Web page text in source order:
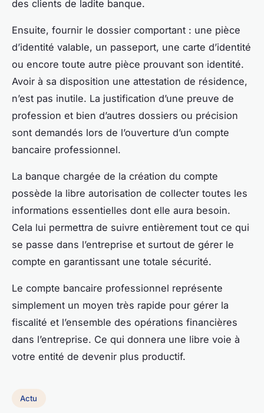
des clients de ladite banque.
Ensuite, fournir le dossier comportant : une pièce
d’identité valable, un passeport, une carte d’identité
ou encore toute autre pièce prouvant son identité.
Avoir à sa disposition une attestation de résidence,
n’est pas inutile. La justification d’une preuve de
profession et bien d’autres dossiers ou précision
sont demandés lors de l’ouverture d’un compte
bancaire professionnel.
La banque chargée de la création du compte
possède la libre autorisation de collecter toutes les
informations essentielles dont elle aura besoin.
Cela lui permettra de suivre entièrement tout ce qui
se passe dans l’entreprise et surtout de gérer le
compte en garantissant une totale sécurité.
Le compte bancaire professionnel représente
simplement un moyen très rapide pour gérer la
fiscalité et l’ensemble des opérations financières
dans l’entreprise. Ce qui donnera une libre voie à
votre entité de devenir plus productif.
Actu